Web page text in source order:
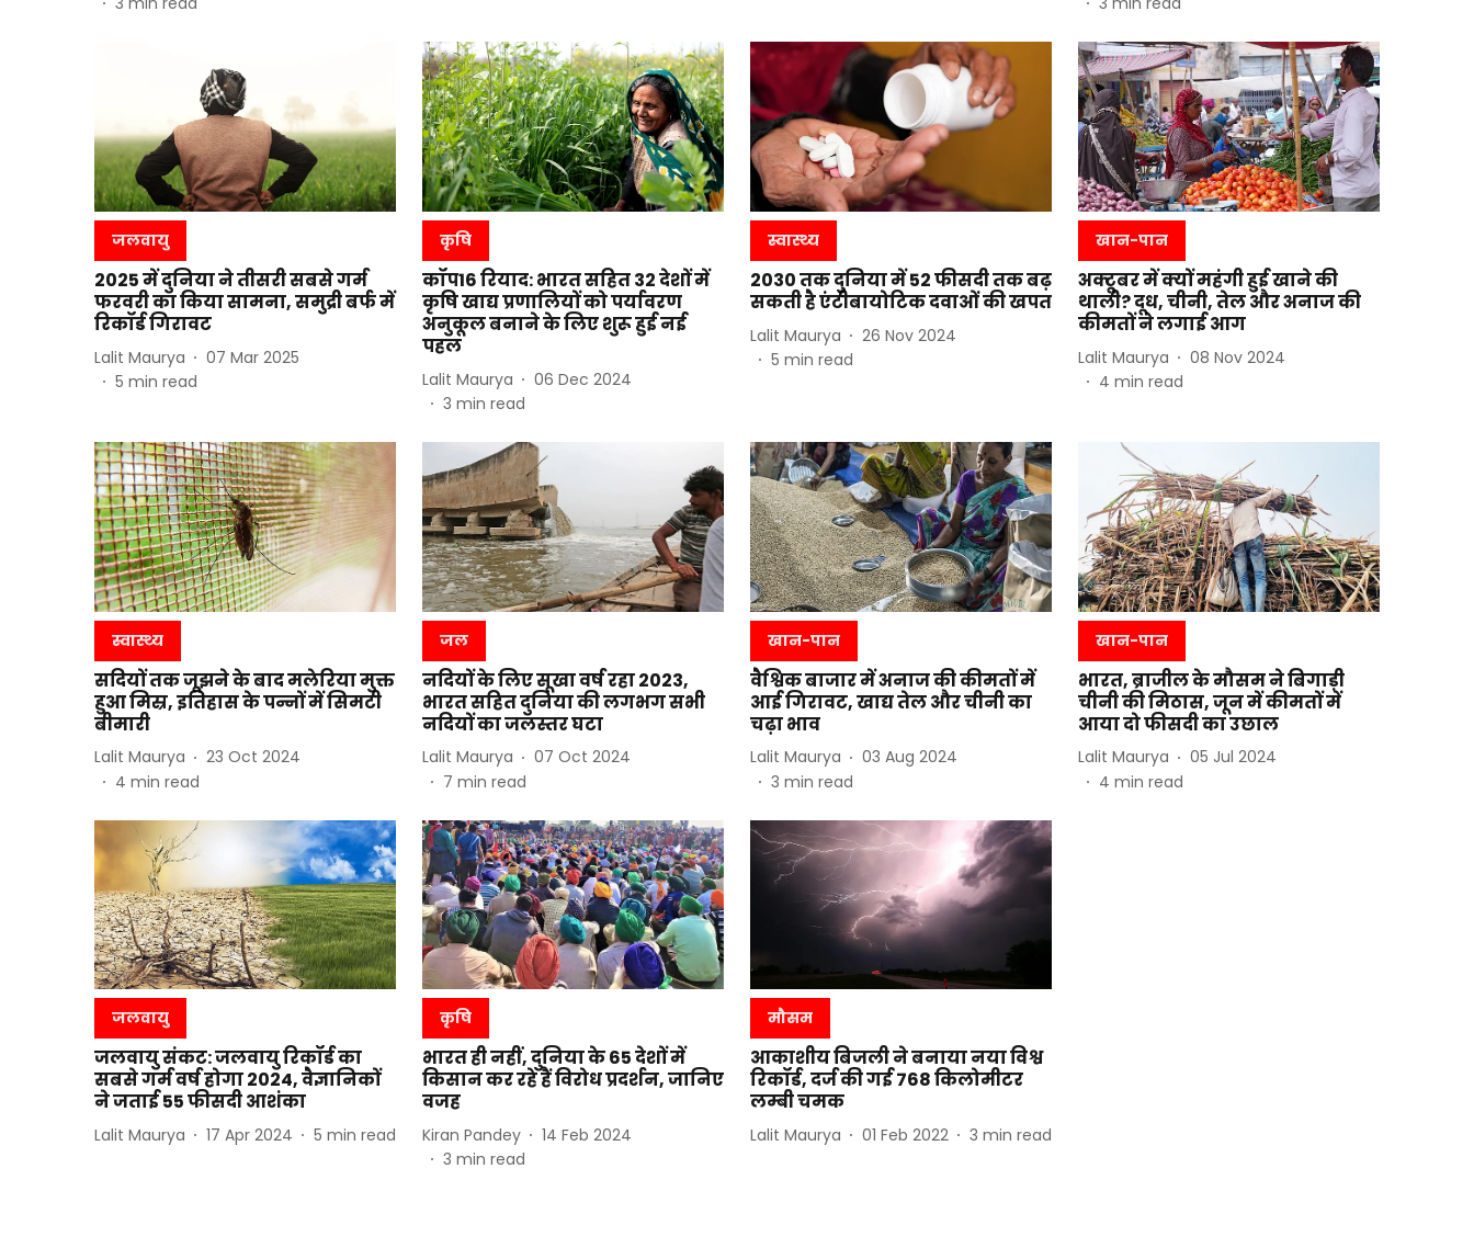
जलवायु
2025 में दुनिया ने तीसरी सबसे गर्म
फरवरी का किया सामना, समुद्री बर्फ में
रिकॉर्ड गिरावट
Lalit Maurya
07 Mar 2025
5 min read
कृषि
कॉप16 रियाद: भारत सहित 32 देशों में
कृषि खाद्य प्रणालियों को पर्यावरण
अनुकूल बनाने के लिए शुरू हुई नई
पहल
Lalit Maurya
06 Dec 2024
3 min read
स्वास्थ्य
2030 तक दुनिया में 52 फीसदी तक बढ़
सकती है एंटीबायोटिक दवाओं की खपत
Lalit Maurya
26 Nov 2024
5 min read
खान-पान
अक्टूबर में क्यों महंगी हुई खाने की
थाली? दूध, चीनी, तेल और अनाज की
कीमतों ने लगाई आग
Lalit Maurya
08 Nov 2024
4 min read
स्वास्थ्य
सदियों तक जूझने के बाद मलेरिया मुक्त
हुआ मिस्र, इतिहास के पन्नों में सिमटी
बीमारी
Lalit Maurya
23 Oct 2024
4 min read
जल
नदियों के लिए सूखा वर्ष रहा 2023,
भारत सहित दुनिया की लगभग सभी
नदियों का जलस्तर घटा
Lalit Maurya
07 Oct 2024
7 min read
खान-पान
वैश्विक बाजार में अनाज की कीमतों में
आई गिरावट, खाद्य तेल और चीनी का
चढ़ा भाव
Lalit Maurya
03 Aug 2024
3 min read
खान-पान
भारत, ब्राजील के मौसम ने बिगाड़ी
चीनी की मिठास, जून में कीमतों में
आया दो फीसदी का उछाल
Lalit Maurya
05 Jul 2024
4 min read
जलवायु
जलवायु संकट: जलवायु रिकॉर्ड का
सबसे गर्म वर्ष होगा 2024, वैज्ञानिकों
ने जताई 55 फीसदी आशंका
Lalit Maurya 17 Apr 2024 5 min read
कृषि
भारत ही नहीं, दुनिया के 65 देशों में
किसान कर रहे हैं विरोध प्रदर्शन, जानिए
वजह
Kiran Pandey
14 Feb 2024
3 min read
मौसम
आकाशीय बिजली ने बनाया नया विश्व
रिकॉर्ड, दर्ज की गई 768 किलोमीटर
लम्बी चमक
Lalit Maurya 01 Feb 2022 3 min read